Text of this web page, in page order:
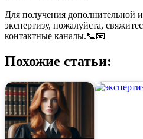
Для получения дополнительной
экспертизу, пожалуйста,
контактные каналы.📞📧
Похожие статьи: